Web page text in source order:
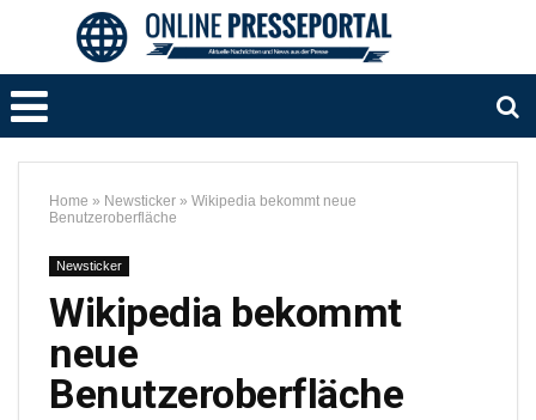
Home » Newsticker » Wikipedia bekommt neue
Benutzeroberfläche
Newsticker
Wikipedia bekommt
neue
Benutzeroberfläche